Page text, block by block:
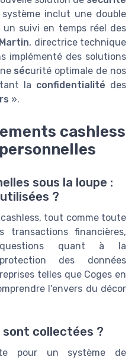
système inclut une double
suivi en temps réel des
, directrice technique
implémenté des solutions
sécurité optimale de nos
la confidentialité des
».
cashless
sous la loupe :
?
tout comme toute
transactions financières,
questions quant à la
des données
telles que Coges en
l'envers du décor
collectées ?
pour un système de